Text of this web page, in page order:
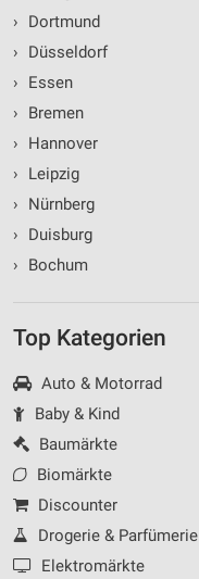
›
Dortmund
›
Düsseldorf
›
Essen
›
Bremen
›
Hannover
›
Leipzig
›
Nürnberg
›
Duisburg
›
Bochum
Top Kategorien
Auto & Motorrad
Baby & Kind
Baumärkte
Biomärkte
Discounter
Drogerie & Parfümerie
Elektromärkte